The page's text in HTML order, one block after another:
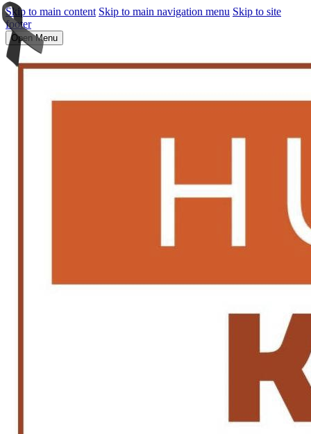
Skip to main content Skip to main navigation menu Skip to site
footer
Open Menu